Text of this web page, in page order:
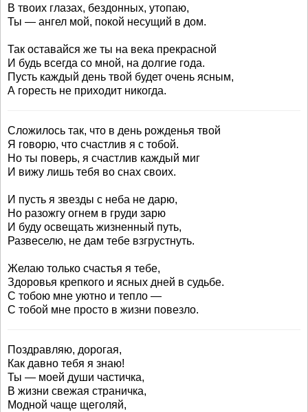
В твоих глазах, бездонных, утопаю,
Ты — ангел мой, покой несущий в дом.
Так оставайся же ты на века прекрасной
И будь всегда со мной, на долгие года.
Пусть каждый день твой будет очень ясным,
А горесть не приходит никогда.
Сложилось так, что в день рожденья твой
Я говорю, что счастлив я с тобой.
Но ты поверь, я счастлив каждый миг
И вижу лишь тебя во снах своих.
И пусть я звезды с неба не дарю,
Но разожгу огнем в груди зарю
И буду освещать жизненный путь,
Развеселю, не дам тебе взгрустнуть.
Желаю только счастья я тебе,
Здоровья крепкого и ясных дней в судьбе.
С тобою мне уютно и тепло —
С тобой мне просто в жизни повезло.
Поздравляю, дорогая,
Как давно тебя я знаю!
Ты — моей души частичка,
В жизни свежая страничка,
Модной чаще щеголяй,